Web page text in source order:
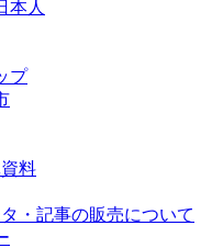
本人
プ
料
・記事の販売について